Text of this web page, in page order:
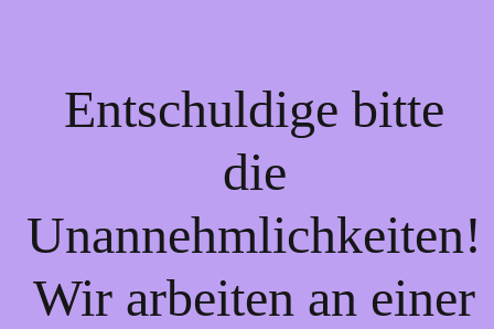
Entschuldige bitte
die
Unannehmlichkeiten!
Wir arbeiten an einer